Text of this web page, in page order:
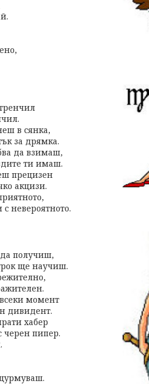
в сянка,
за дрямка.
да взимаш,
ти имаш.
прецизен
акцизи.
невероятното.
получиш,
ще научиш.
момент
дивидент.
хабер
черен пипер.